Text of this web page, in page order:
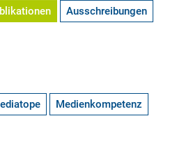
Ausschreibungen
Medienkompetenz